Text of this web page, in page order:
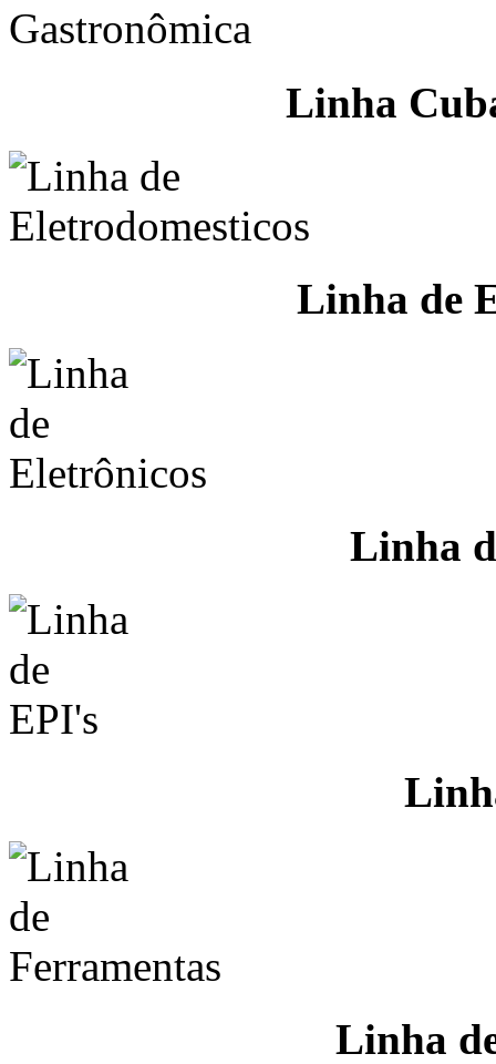
Linha
Linha de
Linha
Linha